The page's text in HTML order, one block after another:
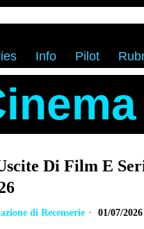
Info Pilot
Di Film E
di Recenserie 01/07/2026